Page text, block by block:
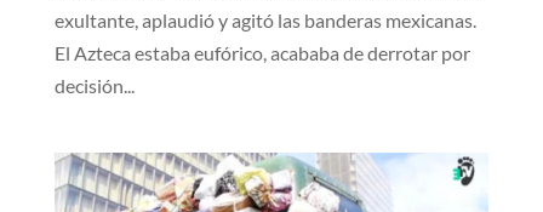
exultante, aplaudió y agitó las banderas mexicanas.
El Azteca estaba eufórico, acababa de derrotar por
decisión...